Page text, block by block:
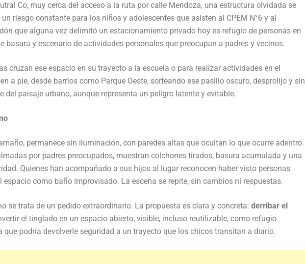
Co, muy cerca del acceso a la ruta por calle Mendoza, una estructura olvidada se
riesgo constante para los niños y adolescentes que asisten al CPEM N°6 y al
que alguna vez delimitó un estacionamiento privado hoy es refugio de personas en
basura y escenario de actividades personales que preocupan a padres y vecinos.
cruzan ese espacio en su trayecto a la escuela o para realizar actividades en el
a pie, desde barrios como Parque Oeste, sorteando ese pasillo oscuro, desprolijo y sin
del paisaje urbano, aunque representa un peligro latente y evitable.
permanece sin iluminación, con paredes altas que ocultan lo que ocurre adentro.
por padres preocupados, muestran colchones tirados, basura acumulada y una
Quienes han acompañado a sus hijos al lugar reconocen haber visto personas
como baño improvisado. La escena se repite, sin cambios ni respuestas.
se trata de un pedido extraordinario. La propuesta es clara y concreta: derribar el
el tinglado en un espacio abierto, visible, incluso reutilizable, como refugio
que podría devolverle seguridad a un trayecto que los chicos transitan a diario.